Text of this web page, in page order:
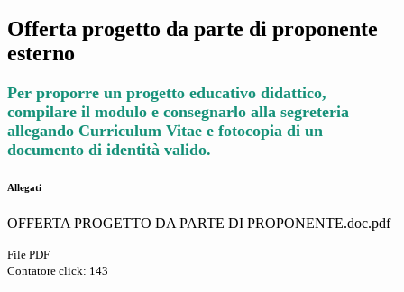
Offerta progetto da parte di proponente
esterno
Per proporre un progetto educativo didattico,
compilare il modulo e consegnarlo alla segreteria
allegando Curriculum Vitae e fotocopia di un
documento di identità valido.
Allegati
OFFERTA PROGETTO DA PARTE DI PROPONENTE.doc.pdf
File PDF
Contatore click: 143